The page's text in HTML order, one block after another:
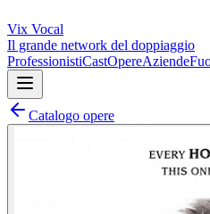
Vix Vocal
Il grande network del doppiaggio
ProfessionistiCastOpereAziende
Catalogo opere